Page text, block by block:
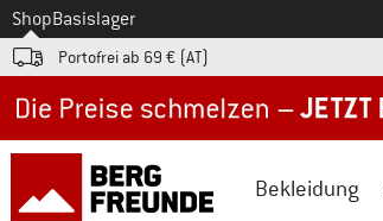
Zum
ShopBasislager
Portofrei ab 69 € (AT)
Bekleidung